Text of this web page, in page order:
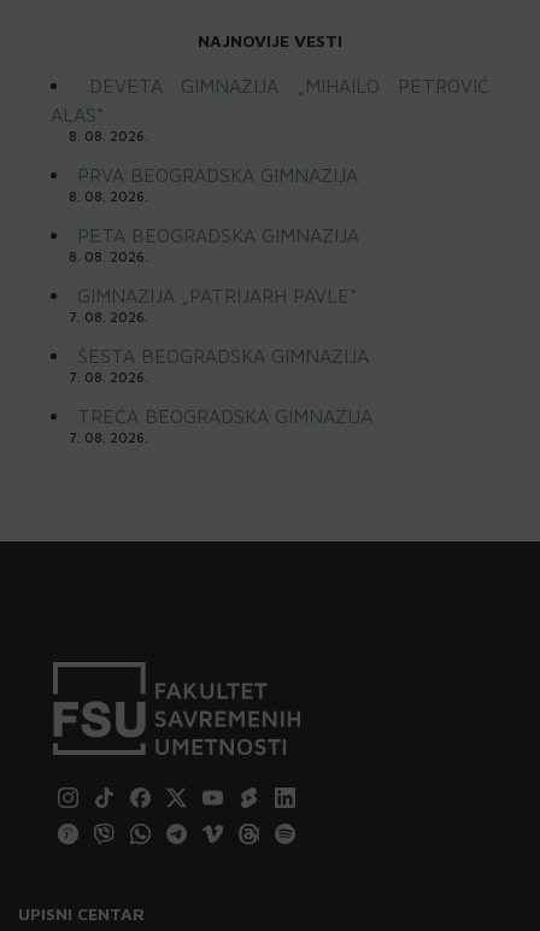
NAJNOVIJE VESTI
DEVETA GIMNAZIJA „MIHAILO PETROVIĆ
ALAS“
8. 08. 2026.
PRVA BEOGRADSKA GIMNAZIJA
8. 08. 2026.
PETA BEOGRADSKA GIMNAZIJA
8. 08. 2026.
GIMNAZIJA „PATRIJARH PAVLE“
7. 08. 2026.
ŠESTA BEOGRADSKA GIMNAZIJA
7. 08. 2026.
TREĆA BEOGRADSKA GIMNAZIJA
7. 08. 2026.
UPISNI CENTAR